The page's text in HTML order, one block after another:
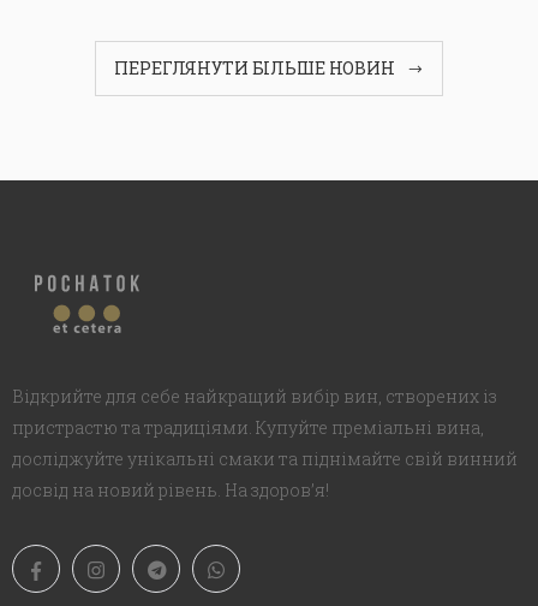
ПЕРЕГЛЯНУТИ БІЛЬШЕ НОВИН
Відкрийте для себе найкращий вибір вин, створених із
пристрастю та традиціями. Купуйте преміальні вина,
досліджуйте унікальні смаки та піднімайте свій винний
досвід на новий рівень. На здоров’я!